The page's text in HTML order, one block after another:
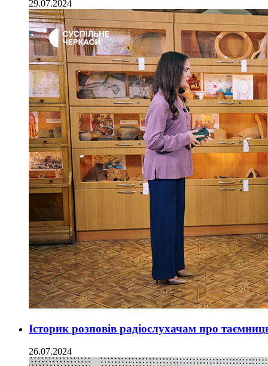
29.07.2024
Історик розповів радіослухачам про
26.07.2024